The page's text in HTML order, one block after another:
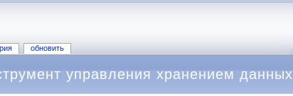
обновить
управления хранением данных